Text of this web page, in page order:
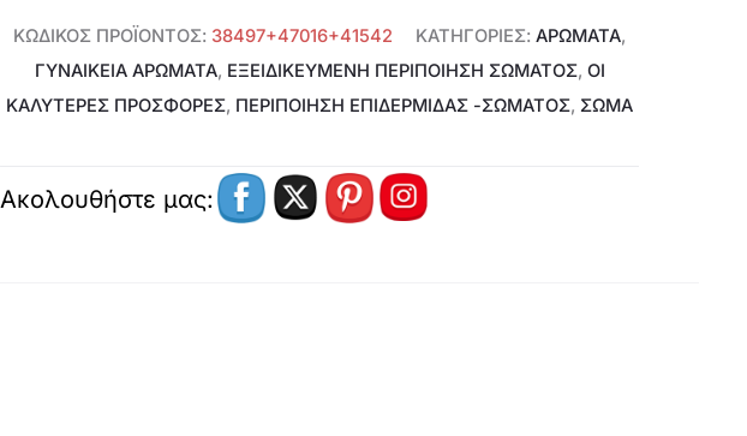
ΚΩΔΙΚΌΣ ΠΡΟΪΌΝΤΟΣ: 38497+47016+41542 ΚΑΤΗΓΟΡΊΕΣ: ΑΡΩΜΑΤΑ,
ΓΥΝΑΙΚΕΊΑ ΑΡΏΜΑΤΑ, ΕΞΕΙΔΙΚΕΥΜΈΝΗ ΠΕΡΙΠΟΊΗΣΗ ΣΏΜΑΤΟΣ, ΟΙ
ΚΑΛΥΤΕΡΕΣ ΠΡΟΣΦΟΡΕΣ, ΠΕΡΙΠΟΊΗΣΗ ΕΠΙΔΕΡΜΊΔΑΣ -ΣΏΜΑΤΟΣ, ΣΩΜΑ
Ακολουθήστε μας: